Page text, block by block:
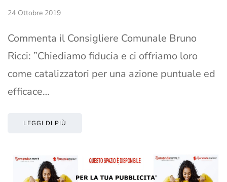
24 Ottobre 2019
Commenta il Consigliere Comunale Bruno
Ricci: ”Chiediamo fiducia e ci offriamo loro
come catalizzatori per una azione puntuale ed
efficace…
LEGGI DI PIÙ